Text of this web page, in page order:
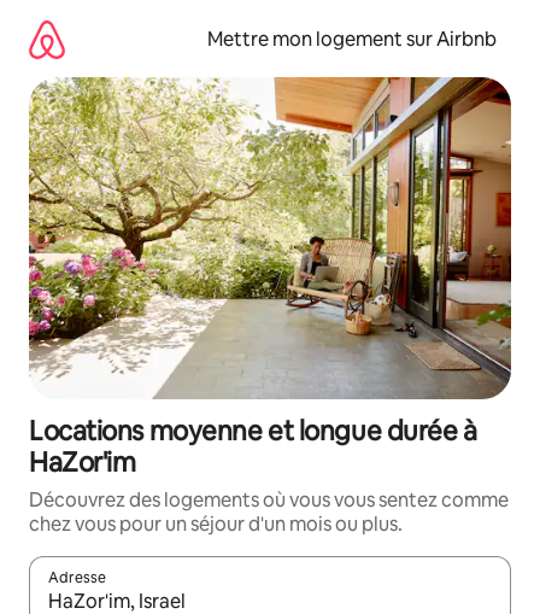
directement
contenu
Mettre mon logement sur Airbnb
Locations moyenne et longue durée à
HaZor'im
Découvrez des logements où vous vous sentez comme
chez vous pour un séjour d'un mois ou plus.
Adresse
Lorsque les résultats s'affichent, utilisez les flèches vers le